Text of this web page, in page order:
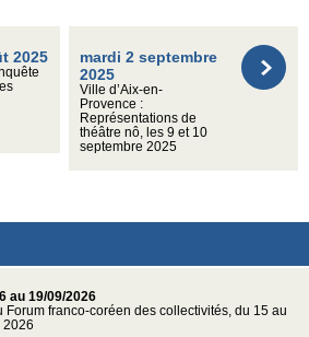
2025
mardi 2 septembre
2025
Ville d’Aix-en-
Provence :
Représentations de
théâtre nô, les 9 et 10
septembre 2025
au 19/09/2026
Forum franco-coréen des collectivités, du 15 au
2026